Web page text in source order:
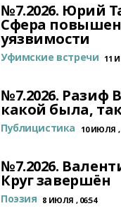
№7.2026. Юрий
Сфера
уязвимости
Уфимские встречи 11
№7.2026. Разиф
какой была,
Публицистика 10 ИЮЛЯ ,
№7.2026.
Круг завершён
Поэзия 8 ИЮЛЯ , 06:54